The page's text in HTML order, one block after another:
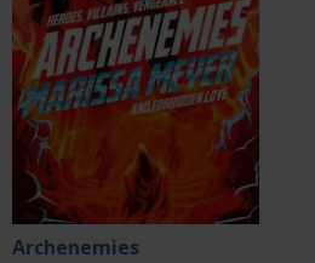
Archenemies